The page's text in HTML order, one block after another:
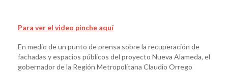
Para ver el video pinche aquí
En medio de un punto de prensa sobre la recuperación de
fachadas y espacios públicos del proyecto Nueva Alameda, el
gobernador de la Región Metropolitana Claudio Orrego